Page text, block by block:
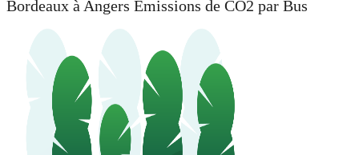
Bordeaux à Angers Émissions de CO2 par Bus